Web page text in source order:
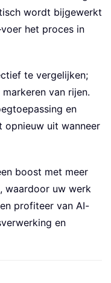
wordt bijgewerkt
het proces in
te vergelijken;
van rijen.
en
uit wanneer
boost met meer
waardoor uw werk
profiteer van AI-
en